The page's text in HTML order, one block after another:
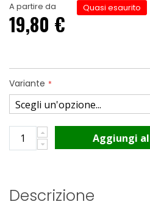
A partire da
19,80 €
Quasi esaurito
Variante
Aggiungi
Descrizione